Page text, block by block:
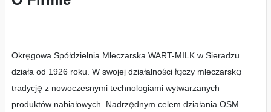
Okręgowa Spółdzielnia Mleczarska WART-MILK w Sieradzu
działa od 1926 roku. W swojej działalności łączy mleczarską
tradycję z nowoczesnymi technologiami wytwarzanych
produktów nabiałowych. Nadrzędnym celem działania OSM